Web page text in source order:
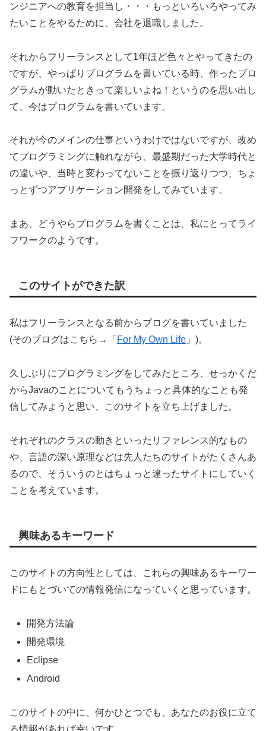
ンジニアへの教育を担当し・・・もっといろいろやってみ
たいことをやるために、会社を退職しました。
それからフリーランスとして1年ほど色々とやってきたの
ですが、やっぱりプログラムを書いている時、作ったプロ
グラムが動いたときって楽しいよね！というのを思い出し
て、今はプログラムを書いています。
それが今のメインの仕事というわけではないですが、改め
てプログラミングに触れながら、最盛期だった大学時代と
の違いや、当時と変わってないことを振り返りつつ、ちょ
っとずつアプリケーション開発をしてみています。
まあ、どうやらプログラムを書くことは、私にとってライ
フワークのようです。
このサイトができた訳
私はフリーランスとなる前からブログを書いていました
(そのブログはこちら→「 For My Own Life 」)。
久しぶりにプログラミングをしてみたところ、せっかくだ
からJavaのことについてもうちょっと具体的なことも発
信してみようと思い、このサイトを立ち上げました。
それぞれのクラスの動きといったリファレンス的なもの
や、言語の深い原理などは先人たちのサイトがたくさんあ
るので、そういうのとはちょっと違ったサイトにしていく
ことを考えています。
興味あるキーワード
このサイトの方向性としては、これらの興味あるキーワー
ドにもとづいての情報発信になっていくと思っています。
開発方法論
開発環境
Eclipse
Android
このサイトの中に、何かひとつでも、あなたのお役に立て